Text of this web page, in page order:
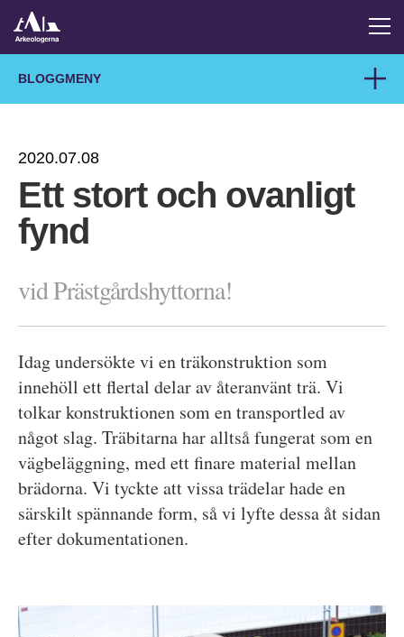
BLOGGMENY
2020.07.08
Ett stort och ovanligt
fynd
vid Prästgårdshyttorna!
Idag undersökte vi en träkonstruktion som
innehöll ett flertal delar av återanvänt trä. Vi
tolkar konstruktionen som en transportled av
något slag. Träbitarna har alltså fungerat som en
vägbeläggning, med ett finare material mellan
brädorna. Vi tyckte att vissa trädelar hade en
särskilt spännande form, så vi lyfte dessa åt sidan
efter dokumentationen.